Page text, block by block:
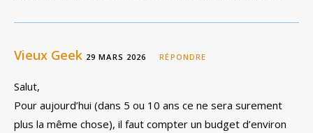
Vieux Geek 29 MARS 2026 RÉPONDRE
Salut,
Pour aujourd’hui (dans 5 ou 10 ans ce ne sera surement
plus la même chose), il faut compter un budget d’environ